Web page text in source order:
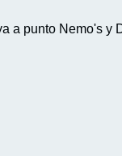
a punto Nemo's y